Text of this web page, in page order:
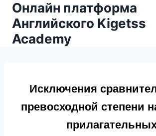
Онлайн платформа
Английского Kigetss
Academy
Исключения
превосходной степени